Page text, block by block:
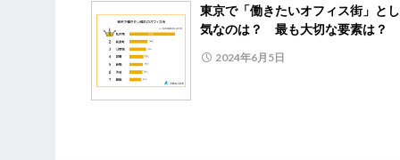
東京で「働きたいオフィス街」と
気なのは？ 最も大切な要素は？
2024年6月5日